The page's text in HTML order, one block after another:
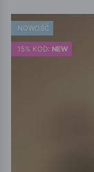
NOWOŚĆ
15% KOD: NEW